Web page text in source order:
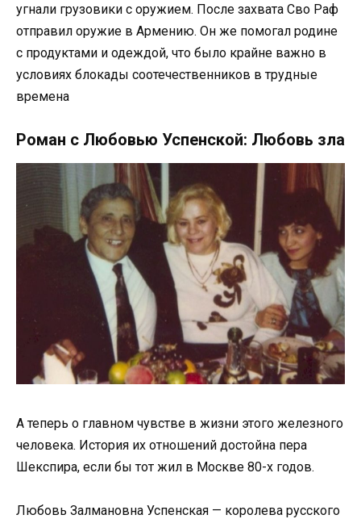
угнали грузовики с оружием. После захвата Сво Раф
отправил оружие в Армению. Он же помогал родине
с продуктами и одеждой, что было крайне важно в
условиях блокады соотечественников в трудные
времена
Роман с Любовью Успенской: Любовь зла
А теперь о главном чувстве в жизни этого железного
человека. История их отношений достойна пера
Шекспира, если бы тот жил в Москве 80-х годов.
Любовь Залмановна Успенская — королева русского